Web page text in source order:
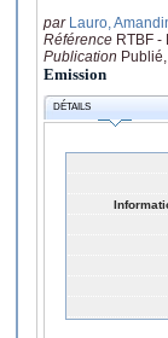
par Lauro,
Référence RTBF -
Publication
Emission
DÉTAILS